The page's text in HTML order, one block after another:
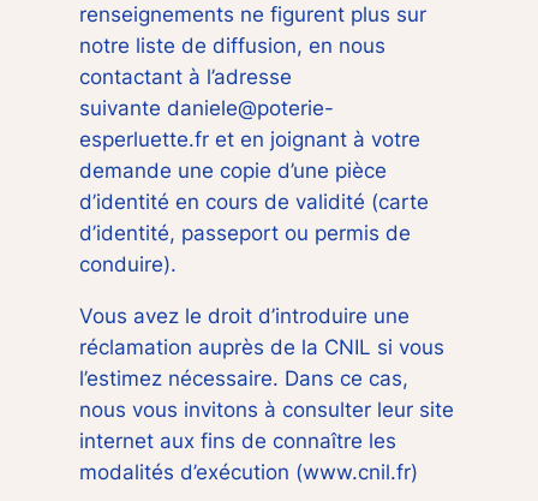
renseignements ne figurent plus sur
notre liste de diffusion, en nous
contactant à l’adresse
suivante daniele@poterie-
esperluette.fr et en joignant à votre
demande une copie d’une pièce
d’identité en cours de validité (carte
d’identité, passeport ou permis de
conduire).
Vous avez le droit d’introduire une
réclamation auprès de la CNIL si vous
l’estimez nécessaire. Dans ce cas,
nous vous invitons à consulter leur site
internet aux fins de connaître les
modalités d’exécution (www.cnil.fr)